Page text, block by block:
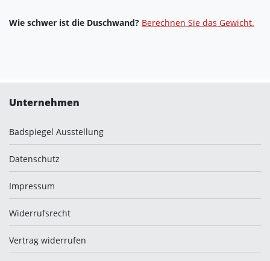
Wie schwer ist die Duschwand? Berechnen Sie das Gewicht.
Unternehmen
Badspiegel Ausstellung
Datenschutz
Impressum
Widerrufsrecht
Vertrag widerrufen